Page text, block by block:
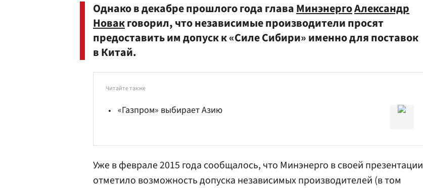
Однако в декабре прошлого года главаМинэнергоАлександр
Новакговорил, что независимые производители просят
предоставить им допуск к «Силе Сибири» именно для поставок
в Китай.
Читайте также
«Газпром» выбирает Азию
Уже в феврале 2015 года сообщалось, что Минэнерго в своей презентации
отметило возможность допуска независимых производителей (в том